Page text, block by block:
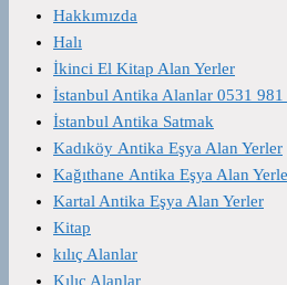
Hakkımızda
Halı
İkinci El Kitap Alan Yerler
İstanbul Antika Alanlar 0531 981
İstanbul Antika Satmak
Kadıköy Antika Eşya Alan Yerler
Kağıthane Antika Eşya Alan
Kartal Antika Eşya Alan Yerler
Kitap
kılıç Alanlar
Kılıç Alanlar